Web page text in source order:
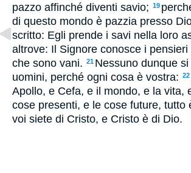
pazzo affinché diventi savio; 19
di questo mondo è pazzia presso
scritto: Egli prende i savi nella loro
altrove: Il Signore conosce i
che sono vani. 21 Nessuno dunque
uomini, perché ogni cosa è vostra: 22
Apollo, e Cefa, e il mondo, e la vita,
cose presenti, e le cose future, tutto
voi siete di Cristo, e Cristo è di Dio.